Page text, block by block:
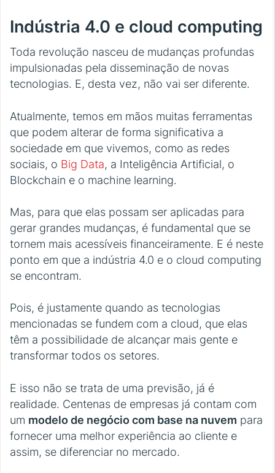
Indústria 4.0 e cloud computing
Toda revolução nasceu de mudanças profundas
impulsionadas pela disseminação de novas
tecnologias. E, desta vez, não vai ser diferente.
Atualmente, temos em mãos muitas ferramentas
que podem alterar de forma significativa a
sociedade em que vivemos, como as redes
sociais, o Big Data, a Inteligência Artificial, o
Blockchain e o machine learning.
Mas, para que elas possam ser aplicadas para
gerar grandes mudanças, é fundamental que se
tornem mais acessíveis financeiramente. E é neste
ponto em que a indústria 4.0 e o cloud computing
se encontram.
Pois, é justamente quando as tecnologias
mencionadas se fundem com a cloud, que elas
têm a possibilidade de alcançar mais gente e
transformar todos os setores.
E isso não se trata de uma previsão, já é
realidade. Centenas de empresas já contam com
um modelo de negócio com base na nuvem para
fornecer uma melhor experiência ao cliente e
assim, se diferenciar no mercado.